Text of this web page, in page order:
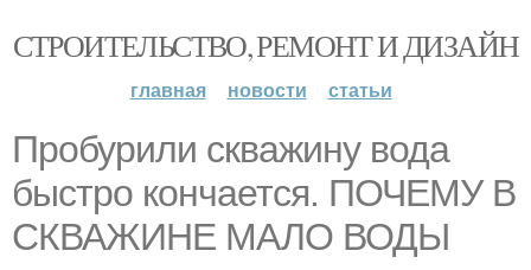
СТРОИТЕЛЬСТВО, РЕМОНТ И ДИЗАЙН
главная новости статьи
Пробурили скважину вода
быстро кончается. ПОЧЕМУ В
СКВАЖИНЕ МАЛО ВОДЫ